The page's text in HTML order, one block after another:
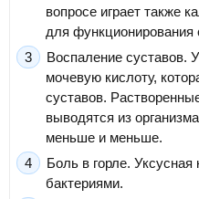
вопросе играет также
для
Воспаление суставов.
мочевую кислоту,
суставов.
выводятся из
меньше и меньше.
Боль в горле. Уксусная
бактериями.